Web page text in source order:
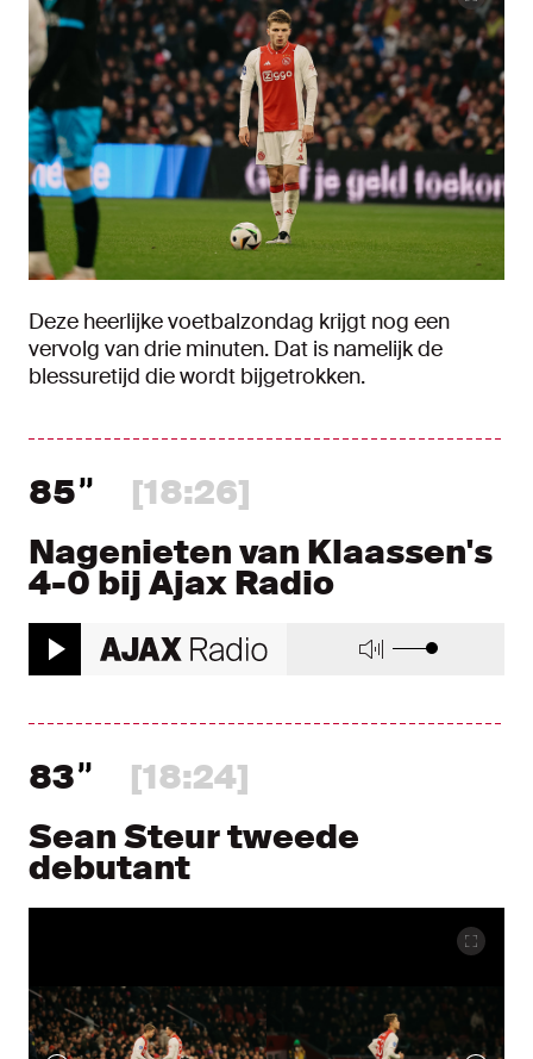
Deze heerlijke voetbalzondag krijgt nog een
vervolg van drie minuten. Dat is namelijk de
blessuretijd die wordt bijgetrokken.
85
[18:26]
Nagenieten van Klaassen's
4-0 bij Ajax Radio
83
[18:24]
Sean Steur tweede
debutant